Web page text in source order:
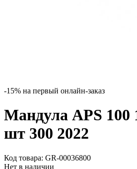
-15% на первый онлайн-заказ
Мандула APS 100
шт 300 2022
Код товара: GR-00036800
Нет в наличии